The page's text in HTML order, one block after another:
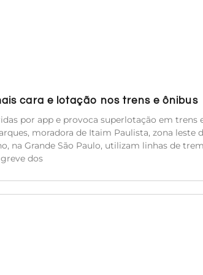
cara e lotação nos trens e ônibus
por app e provoca superlotação em trens
moradora de Itaim Paulista, zona leste
na Grande São Paulo, utilizam linhas de trem
dos